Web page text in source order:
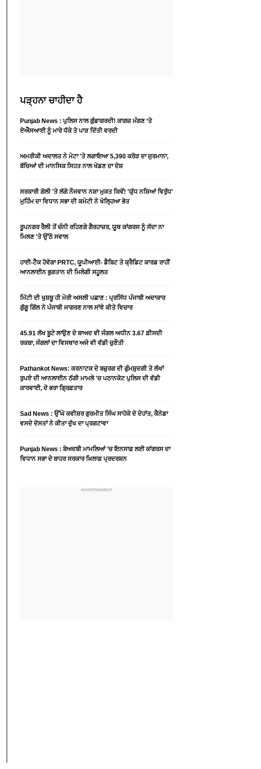
ਪੜ੍ਹਨਾ ਚਾਹੀਦਾ ਹੈ
Punjab News : ਪੁਲਿਸ ਨਾਲ ਗੁੰਡਾਗਰਦੀ! ਕਾਗਜ਼ ਮੰਗਣ ‘ਤੇ
ਏਐੱਸਆਈ ਨੂੰ ਮਾਰੇ ਧੱਕੇ ਤੇ ਪਾੜ ਦਿੱਤੀ ਵਰਦੀ
ਅਮਰੀਕੀ ਅਦਾਲਤ ਨੇ ਮੇਟਾ 'ਤੇ ਲਗਾਇਆ 5,390 ਕਰੋੜ ਦਾ ਜੁਰਮਾਨਾ,
ਬੱਚਿਆਂ ਦੀ ਮਾਨਸਿਕ ਸਿਹਤ ਨਾਲ ਖੇਡਣ ਦਾ ਦੋਸ਼
ਸਰਕਾਰੀ ਗੋਲੀ 'ਤੇ ਲੱਗੇ ਨੌਜਵਾਨ ਨਸ਼ਾ ਮੁਕਤ ਕਿਵੇਂ! 'ਯੁੱਧ ਨਸ਼ਿਆਂ ਵਿਰੁੱਧ'
ਮੁਹਿੰਮ ਦਾ ਵਿਧਾਨ ਸਭਾ ਦੀ ਕਮੇਟੀ ਨੇ ਖੋਲ੍ਹਿਆ ਭੇਤ
ਰੂਪਨਗਰ ਰੈਲੀ ਤੋਂ ਚੰਨੀ ਰਹਿਣਗੇ ਗੈਰਹਾਜ਼ਰ, ਯੂਥ ਕਾਂਗਰਸ ਨੂੰ ਸੱਦਾ ਨਾ
ਮਿਲਣ 'ਤੇ ਉੱਠੇ ਸਵਾਲ
ਹਾਈ-ਟੈਕ ਹੋਵੇਗਾ PRTC, ਯੂਪੀਆਈ- ਡੈਬਿਟ ਤੇ ਕ੍ਰੈਡਿਟ ਕਾਰਡ ਰਾਹੀਂ
ਆਨਲਾਈਨ ਭੁਗਤਾਨ ਦੀ ਮਿਲੇਗੀ ਸਹੂਲਤ
ਮਿੱਟੀ ਦੀ ਖੁਸ਼ਬੂ ਹੀ ਮੇਰੀ ਅਸਲੀ ਪਛਾਣ : ਪ੍ਰਸਿੱਧ ਪੰਜਾਬੀ ਅਦਾਕਾਰ
ਗੁੱਗੂ ਗਿੱਲ ਨੇ ਪੰਜਾਬੀ ਜਾਗਰਣ ਨਾਲ ਸਾਂਝੇ ਕੀਤੇ ਵਿਚਾਰ
45.91 ਲੱਖ ਬੂਟੇ ਲਾਉਣ ਦੇ ਬਾਅਦ ਵੀ ਜੰਗਲ ਅਧੀਨ 3.67 ਫ਼ੀਸਦੀ
ਰਕਬਾ, ਜੰਗਲਾਂ ਦਾ ਵਿਸਥਾਰ ਅਜੇ ਵੀ ਵੱਡੀ ਚੁਣੌਤੀ
Pathankot News: ਕਰਨਾਟਕ ਦੇ ਬਜ਼ੁਰਗ ਦੀ ਗੁੰਮਸ਼ੁਦਗੀ ਤੇ ਲੱਖਾਂ
ਰੁਪਏ ਦੀ ਆਨਲਾਈਨ ਠੱਗੀ ਮਾਮਲੇ 'ਚ ਪਠਾਨਕੋਟ ਪੁਲਿਸ ਦੀ ਵੱਡੀ
ਕਾਰਵਾਈ, ਦੋ ਭਰਾ ਗ੍ਰਿਫ਼ਤਾਰ
Sad News : ਉੱਘੇ ਕਵੀਸ਼ਰ ਗੁਰਮੀਤ ਸਿੰਘ ਸਾਹੋਕੇ ਦੇ ਦੇਹਾਂਤ, ਕੈਨੇਡਾ
ਵਸਦੇ ਦੋਸਤਾਂ ਨੇ ਕੀਤਾ ਦੁੱਖ ਦਾ ਪ੍ਰਗਟਾਵਾ
Punjab News : ਬੇਅਦਬੀ ਮਾਮਲਿਆਂ ’ਚ ਇਨਸਾਫ਼ ਲਈ ਕਾਂਗਰਸ ਦਾ
ਵਿਧਾਨ ਸਭਾ ਦੇ ਬਾਹਰ ਸਰਕਾਰ ਖ਼ਿਲਾਫ਼ ਪ੍ਰਦਰਸ਼ਨ